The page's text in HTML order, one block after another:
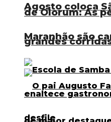
de Olorum: As
Maranhão são
Agosto coloca
grandes